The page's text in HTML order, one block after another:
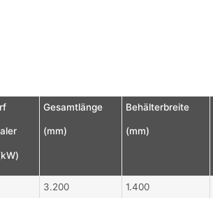
Gesamtlänge
(mm)
Behälterbreite
(mm)
3.200 1.400